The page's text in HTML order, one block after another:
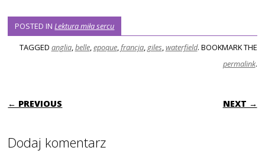
POSTED INLektura miła sercu
TAGGED anglia,belle,epoque,francja,giles,waterfield. BOOKMARK THE
permalink.
POST NAVIGATION
← PREVIOUS NEXT →
Dodaj komentarz